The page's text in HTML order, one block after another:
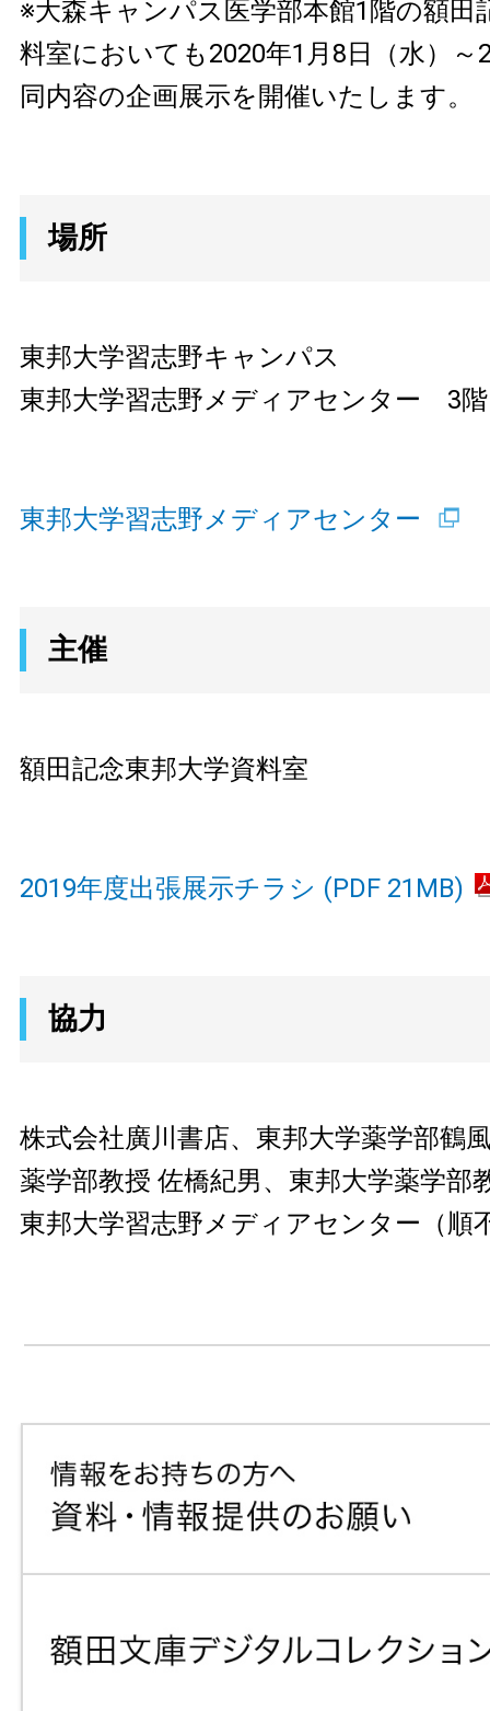
※大森キャンパス医学部本館1階の額田
料室においても2020年1月8日（水）～
同内容の企画展示を開催いたします。
場所
東邦大学習志野キャンパス
東邦大学習志野メディアセンター 3階
東邦大学習志野メディアセンター
主催
額田記念東邦大学資料室
2019年度出張展示チラシ (PDF 21MB)
協力
株式会社廣川書店、東邦大学薬学部鶴
薬学部教授 佐橋紀男、東邦大学薬学部
東邦大学習志野メディアセンター（順